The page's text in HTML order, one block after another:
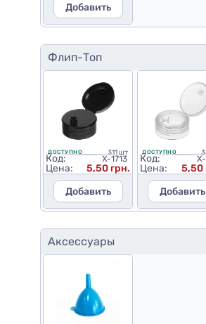
Добавить
Флип-Топ
ДОСТУПНО 311 шт
Код: X-1713
Цена:
5,50 грн.
Добавить
ДОСТУПНО
Код:
Цена:
5,50
Добавить
Аксессуары